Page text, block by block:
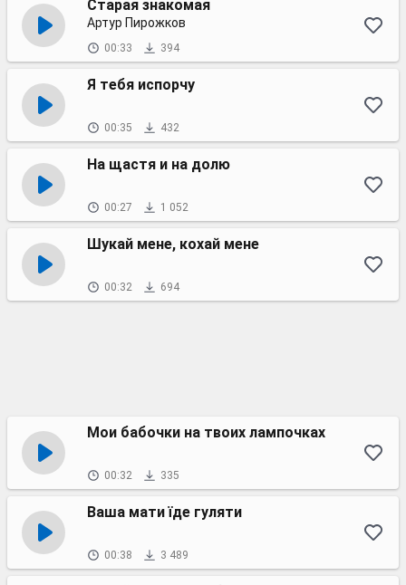
Старая знакомая
Артур Пирожков
00:33 394
Я тебя испорчу
00:35 432
На щастя и на долю
00:27 1 052
Шукай мене, кохай мене
00:32 694
Мои бабочки на твоих лампочках
00:32 335
Ваша мати їде гуляти
00:38 3 489